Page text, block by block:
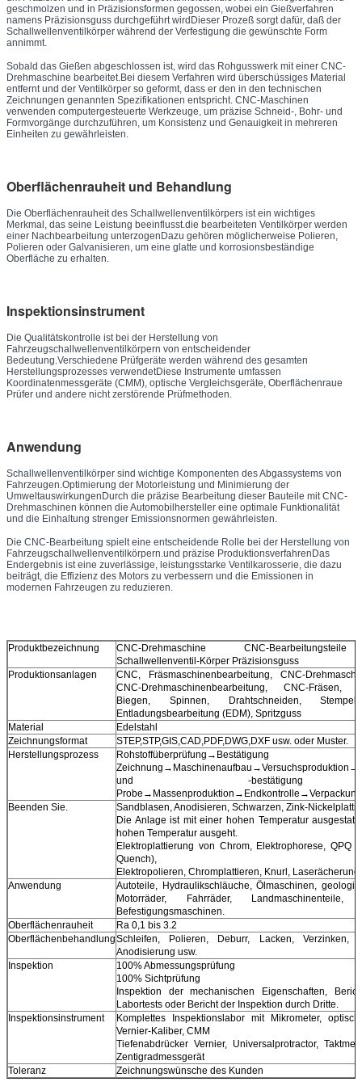
geschmolzen und in Präzisionsformen gegossen, wobei ein Gießverfahren
namens Präzisionsguss durchgeführt wirdDieser Prozeß sorgt dafür, daß der
Schallwellenventilkörper während der Verfestigung die gewünschte Form
annimmt.
Sobald das Gießen abgeschlossen ist, wird das Rohgusswerk mit einer CNC-
Drehmaschine bearbeitet.Bei diesem Verfahren wird überschüssiges Material
entfernt und der Ventilkörper so geformt, dass er den in den technischen
Zeichnungen genannten Spezifikationen entspricht. CNC-Maschinen
verwenden computergesteuerte Werkzeuge, um präzise Schneid-, Bohr- und
Formvorgänge durchzuführen, um Konsistenz und Genauigkeit in mehreren
Einheiten zu gewährleisten.
Oberflächenrauheit und Behandlung
Die Oberflächenrauheit des Schallwellenventilkörpers ist ein wichtiges
Merkmal, das seine Leistung beeinflusst.die bearbeiteten Ventilkörper werden
einer Nachbearbeitung unterzogenDazu gehören möglicherweise Polieren,
Polieren oder Galvanisieren, um eine glatte und korrosionsbeständige
Oberfläche zu erhalten.
Inspektionsinstrument
Die Qualitätskontrolle ist bei der Herstellung von
Fahrzeugschallwellenventilkörpern von entscheidender
Bedeutung.Verschiedene Prüfgeräte werden während des gesamten
Herstellungsprozesses verwendetDiese Instrumente umfassen
Koordinatenmessgeräte (CMM), optische Vergleichsgeräte, Oberflächenraue
Prüfer und andere nicht zerstörende Prüfmethoden.
Anwendung
Schallwellenventilkörper sind wichtige Komponenten des Abgassystems von
Fahrzeugen.Optimierung der Motorleistung und Minimierung der
UmweltauswirkungenDurch die präzise Bearbeitung dieser Bauteile mit CNC-
Drehmaschinen können die Automobilhersteller eine optimale Funktionalität
und die Einhaltung strenger Emissionsnormen gewährleisten.
Die CNC-Bearbeitung spielt eine entscheidende Rolle bei der Herstellung von
Fahrzeugschallwellenventilkörpern.und präzise ProduktionsverfahrenDas
Endergebnis ist eine zuverlässige, leistungsstarke Ventilkarosserie, die dazu
beiträgt, die Effizienz des Motors zu verbessern und die Emissionen in
modernen Fahrzeugen zu reduzieren.
Produktbezeichnung
CNC-Drehmaschine CNC-
Schallwellenventil-Körper Präzisionsguss
Produktionsanlagen
CNC, Fräsmaschinenbearbeitung, CNC-
CNC-Drehmaschinenbearbeitung, CNC-Fräsen,
Biegen, Spinnen, Drahtschneiden,
Entladungsbearbeitung (EDM), Spritzguss
Material
Edelstahl
Zeichnungsformat
STEP,STP,GIS,CAD,PDF,DWG,DXF usw. oder Muster.
Herstellungsprozess
und -
Beenden Sie.
Sandblasen, Anodisieren, Schwarzen, Zink-
Die Anlage ist mit einer hohen Temperatur
hohen Temperatur ausgeht.
Elektroplattierung von Chrom, Elektrophorese, QPQ
Quench),
Elektropolieren, Chromplattieren, Knurl, Laserächerung
Anwendung
Autoteile, Hydraulikschläuche, Ölmaschinen,
Motorräder, Fahrräder, Landmaschinenteile,
Befestigungsmaschinen.
Oberflächenrauheit
Ra 0,1 bis 3.2
OberflächenbehandlungSchleifen, Polieren, Deburr, Lacken, Verzinken,
Anodisierung usw.
Inspektion
100% Abmessungsprüfung
100% Sichtprüfung
Inspektion der mechanischen Eigenschaften,
Labortests oder Bericht der Inspektion durch Dritte.
Inspektionsinstrument
Komplettes Inspektionslabor mit Mikrometer,
Vernier-Kaliber, CMM
Tiefenabdrücker Vernier, Universalprotractor,
Zentigradmessgerät
Toleranz
Zeichnungswünsche des Kunden